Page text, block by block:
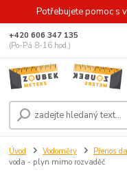
Potřebujete pomoc s
+420 606 347 135
(Po-Pá 8-16 hod.)
Úvod Vodoměry Přenos
voda - plyn mimo rozvaděč